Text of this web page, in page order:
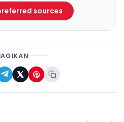
sources